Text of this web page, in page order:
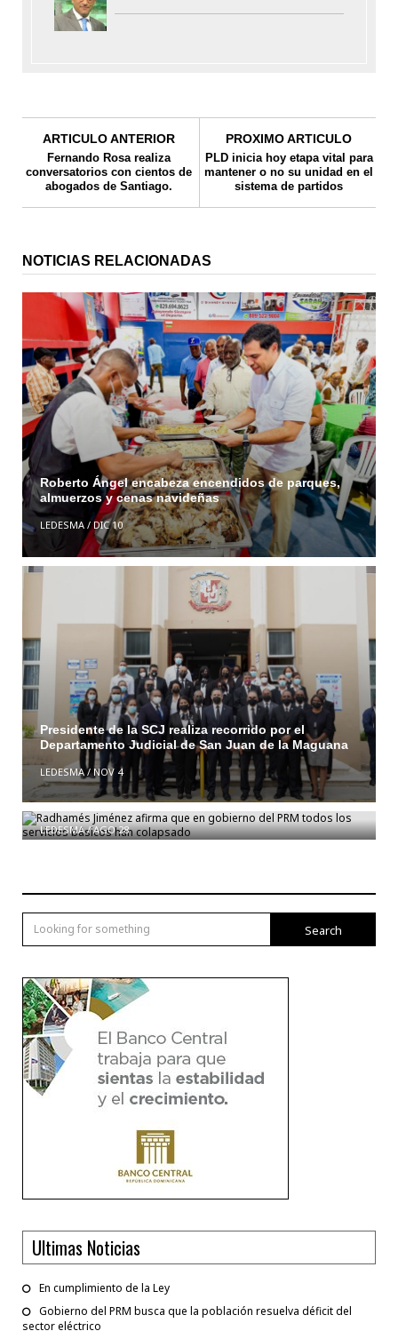
ARTICULO ANTERIOR
Fernando Rosa realiza
conversatorios con cientos de
abogados de Santiago.
PROXIMO ARTICULO
PLD inicia hoy etapa vital para
mantener o no su unidad en el
sistema de partidos
NOTICIAS RELACIONADAS
Roberto Ángel encabeza encendidos de parques,
almuerzos y cenas navideñas
LEDESMA/DIC 10
Presidente de la SCJ realiza recorrido por el
Departamento Judicial de San Juan de la Maguana
LEDESMA/NOV 4
Radhamés Jiménez afirma que en gobierno del PRM
todos los servicios básicos han colapsado
LEDESMA/AGO 28
Search
Ultimas Noticias
En cumplimiento de la Ley
Gobierno del PRM busca que la población resuelva déficit del
sector eléctrico